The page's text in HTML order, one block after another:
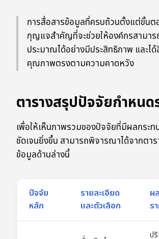
การสื่อสารข้อมูลที่ครบถ้วนตั้งแต่ขั้นต
กุญแจสำคัญที่จะช่วยให้องค์กรสามา
ประมาณได้อย่างมีประสิทธิภาพ และไ
คุณภาพตรงตามความคาดหวัง
ตารางสรุปปัจจัยกำหนด
เพื่อให้เห็นภาพรวมของปัจจัยที่มีผลกระท
ชัดเจนยิ่งขึ้น สามารถพิจารณาได้จากตาร
ข้อมูลด้านล่างนี้
ปัจจัย
หลัก
รายละเอียด
และตัวเลือก
ผ
ร
ป